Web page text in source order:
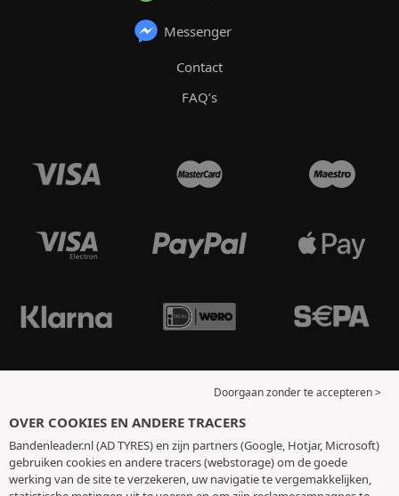
Messenger
Contact
FAQ’s
Doorgaan zonder te accepteren >
OVER COOKIES EN ANDERE TRACERS
Bandenleader.nl (AD TYRES) en zijn partners (Google, Hotjar, Microsoft)
gebruiken cookies en andere tracers (webstorage) om de goede
werking van de site te verzekeren, uw navigatie te vergemakkelijken,